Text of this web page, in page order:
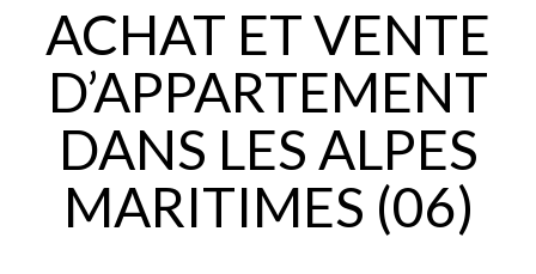
ACHAT ET VENTE
D’APPARTEMENT
DANS LES ALPES
MARITIMES (06)